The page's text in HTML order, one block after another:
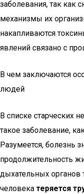
заболевания, так как
механизмы их
накапливаются
явлений связано с
В чем заключаются
людей
В списке старческих
такое заболевание,
Разумеется, болезнь
продолжительность
дыхательных органов
человека теряется